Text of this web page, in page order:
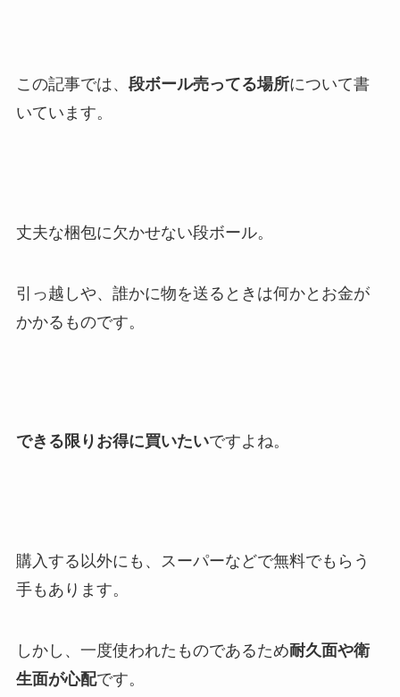
この記事では、 段ボール売ってる場所について書
いています。
丈夫な梱包に欠かせない段ボール。
引っ越しや、誰かに物を送るときは何かとお金が
かかるものです。
できる限りお得に買いたいですよね。
購入する以外にも、スーパーなどで無料でもらう
手もあります。
しかし、一度使われたものであるため耐久面や衛
生面が心配です。